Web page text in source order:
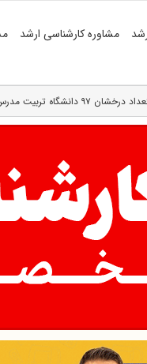
مشاوره کارشناسی ارشد
تربیت مدرس